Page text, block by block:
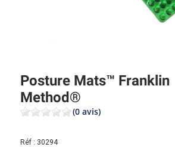
Posture Mats™ Franklin
Method®
(0 avis)
Réf : 30294